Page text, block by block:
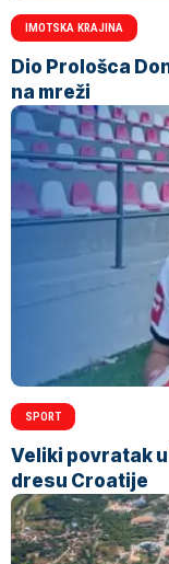
IMOTSKA KRAJINA
Dio Prološca
na mreži
SPORT
Veliki povratak
dresu Croatije